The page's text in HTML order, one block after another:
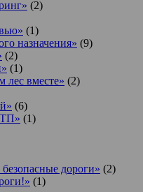
(2)
(1)
назначения» (9)
(2)
(1)
лес вместе» (2)
(6)
(1)
дороги» (2)
(1)